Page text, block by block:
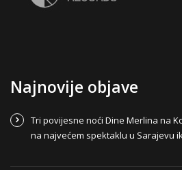
Najnovije objave
Tri povijesne noći Dine Merlina na
na najvećem spektaklu u Sarajevu